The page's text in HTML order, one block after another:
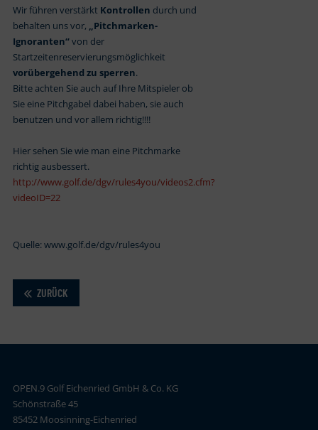
Wir führen verstärkt Kontrollen durch und
behalten uns vor, „Pitchmarken-
Ignoranten“von der
Startzeitenreservierungsmöglichkeit
vorübergehend zu sperren.
Bitte achten Sie auch auf Ihre Mitspieler ob
Sie eine Pitchgabel dabei haben, sie auch
benutzen und vor allem richtig!!!!
Hier sehen Sie wie man eine Pitchmarke
richtig ausbessert.
http://www.golf.de/dgv/rules4you/videos2.cfm?
videoID=22
Quelle: www.golf.de/dgv/rules4you
ZURÜCK
OPEN.9 Golf Eichenried GmbH & Co. KG
Schönstraße 45
85452 Moosinning-Eichenried